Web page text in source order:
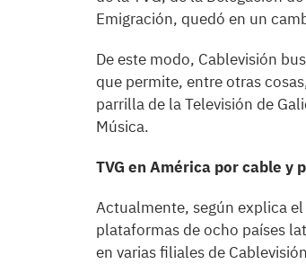
Emigración, quedó en un
De este modo, Cablevisión
que permite, entre otras
parrilla de la Televisión de
Música.
TVG en América por cable y
Actualmente, según explica el
plataformas de ocho países
en varias filiales de